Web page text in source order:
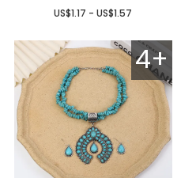
US$1.17 - US$1.57
4+